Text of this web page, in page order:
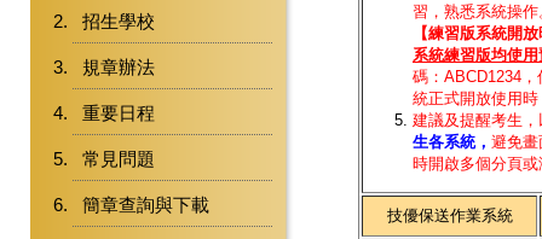
招生學校
規章辦法
重要日程
常見問題
簡章查詢與下載
習，熟悉系統操作
【練習版系統開
系統練習版均使
碼：ABCD1234
統正式開放使用
建議及提醒考生
生各系統， 避免畫
時開啟多個分頁
技優保送作業系統